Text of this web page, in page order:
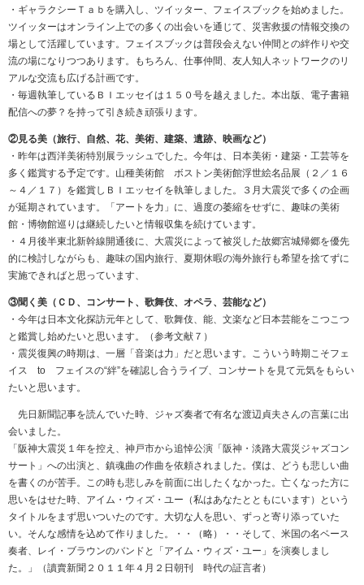
・ギャラクシーＴａｂを購入し、ツイッター、フェイスブックを始めました。
ツイッターはオンライン上での多くの出会いを通じて、災害救援の情報交換の
場として活躍しています。フェイスブックは普段会えない仲間との絆作りや交
流の場になりつつあります。もちろん、仕事仲間、友人知人ネットワークのリ
アルな交流も広げる計画です。
・毎週執筆しているＢＩエッセイは１５０号を越えました。本出版、電子書籍
配信への夢？を持って引き続き頑張ります。
②見る美（旅行、自然、花、美術、建築、遺跡、映画など）
・昨年は西洋美術特別展ラッシュでした。今年は、日本美術・建築・工芸等を
多く鑑賞する予定です。山種美術館 ボストン美術館浮世絵名品展（２／１６
～４／１７）を鑑賞しＢＩエッセイを執筆しました。３月大震災で多くの企画
が延期されています。「アートを力」に、過度の萎縮をせずに、趣味の美術
館・博物館巡りは継続したいと情報収集を続けています。
・４月後半東北新幹線開通後に、大震災によって被災した故郷宮城帰郷を優先
的に検討しながらも、趣味の国内旅行、夏期休暇の海外旅行も希望を捨てずに
実施できればと思っています、
③聞く美（ＣＤ、コンサート、歌舞伎、オペラ、芸能など）
・今年は日本文化探訪元年として、歌舞伎、能、文楽など日本芸能をこつこつ
と鑑賞し始めたいと思います。（参考文献７）
・震災復興の時期は、一層「音楽は力」だと思います。こういう時期こそフェ
イス to フェイスの“絆”を確認し合うライブ、コンサートを見て元気をもらい
たいと思います。
先日新聞記事を読んでいた時、ジャズ奏者で有名な渡辺貞夫さんの言葉に出
会いました。
「阪神大震災１年を控え、神戸市から追悼公演「阪神・淡路大震災ジャズコン
サート」への出演と、鎮魂曲の作曲を依頼されました。僕は、どうも悲しい曲
を書くのが苦手。この時も悲しみを前面に出したくなかった。亡くなった方に
思いをはせた時、アイム・ウィズ・ユー（私はあなたとともにいます）という
タイトルをまず思いついたのです。大切な人を思い、ずっと寄り添っていた
い。そんな感情を込めて作りました。・・（略）・・そして、米国の名ベース
奏者、レイ・ブラウンのバンドと「アイム・ウィズ・ユー」を演奏しまし
た。」（讀賣新聞２０１１年４月２日朝刊 時代の証言者）